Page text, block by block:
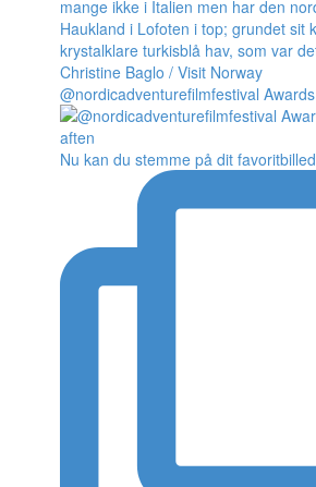
@nordicadventurefilmfestival
Nu kan du stemme på dit